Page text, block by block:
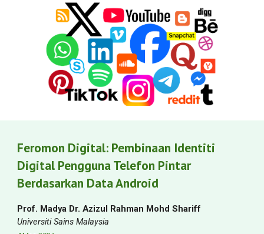
Feromon Digital: Pembinaan Identiti
Digital Pengguna Telefon Pintar
Berdasarkan Data Android
Prof. Madya Dr. Azizul Rahman Mohd Shariff
Universiti Sains Malaysia